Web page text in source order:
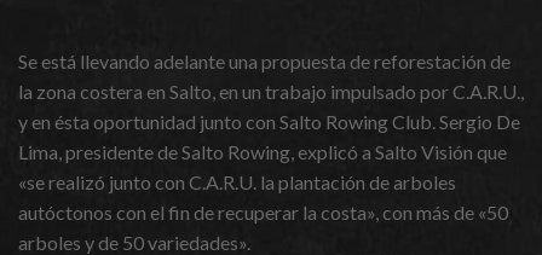
Se está llevando adelante una propuesta de reforestación de
la zona costera en Salto, en un trabajo impulsado por C.A.R.U.,
y en ésta oportunidad junto con Salto Rowing Club. Sergio De
Lima, presidente de Salto Rowing, explicó a Salto Visión que
«se realizó junto con C.A.R.U. la plantación de arboles
autóctonos con el fin de recuperar la costa», con más de «50
arboles y de 50 variedades».